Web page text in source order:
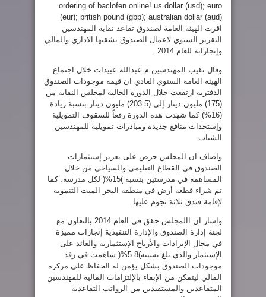
ordering of baclofen online! us dollar (usd); euro
(eur); british pound (gbp); australian dollar (aud)
اقرت الهيئة العامة لصندوق تقاعد نقابة المهندسين
التقرير السنوي لاعمال الصندوق بشقيها الاداري والمالي
وإنجازاته للعام 2014.
وقال نقيب المهندسين م.عبدالله عبيدات خلال اجتماع
الهيئة العامة السنوي العادي ان قيمة موجودات الصندوق
الدفترية ارتفعت خلال الدورة الحالية لمجلس النقابة من
(175) مليون دينار إلى (203.5) مليون دينار بنسبة زيادة
(16%) كما شهدت هذه الدورة رفعاً للسقوف التمويلية
وإستحداث منافع جديدة ومبادرات تمويلية للمهندسين
الشباب.
واضاف ان المجلس حرص على تعزيز إستثمارات
الصندوق في القطاع التعليمي والسياحي من خلال
المساهمة في مدرستين بنسبة )15%( لكل مدرسة، كما
تم شراء قطعة أرض في منطقة البحر الميت التنموية
لإقامة فندق ثلاثة نجوم عليها .
واشار ان االمجلس حقق في العام 2014 بالتعاون مع
لجنة إدارة الصندوق والإدارة التنفيذية إنجازات مميزة
في مجال الإيرادات والأرباح الإستثمارية والعائد على
الإستثمار والذي بلغ نسبته)5.8%( ساهمت في رفد
موجودات الصندوق بشكل يؤمن له الحفاظ على مركزه
المالي ليتمكن من الإبقاء بالإلتزامات المالية للمهندسين
المتقاعدين والمستفيدين من الرواتب التقاعدية